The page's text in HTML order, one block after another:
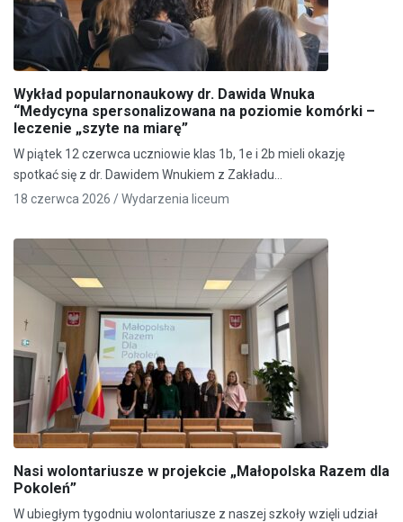
Wykład popularnonaukowy dr. Dawida Wnuka
“Medycyna spersonalizowana na poziomie komórki –
leczenie „szyte na miarę”
W piątek 12 czerwca uczniowie klas 1b, 1e i 2b mieli okazję
spotkać się z dr. Dawidem Wnukiem z Zakładu…
18 czerwca 2026 /Wydarzenia liceum
Nasi wolontariusze w projekcie „Małopolska Razem dla
Pokoleń”
W ubiegłym tygodniu wolontariusze z naszej szkoły wzięli udział